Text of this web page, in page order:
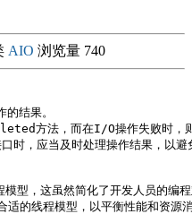
AIO 浏览量 740
结果。
方法，而在I/O操作失败时
，应当及时处理操作结果，以避
型，这虽然简化了开发人员的编
适的线程模型，以平衡性能和资源